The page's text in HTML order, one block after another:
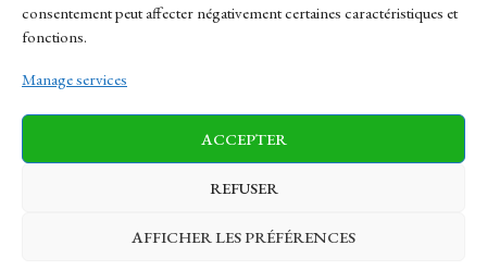
consentement peut affecter négativement certaines caractéristiques et
fonctions.
Manage services
ACCEPTER
REFUSER
AFFICHER LES PRÉFÉRENCES
Sitemap
News Finance-Marches Politics
Business Tech Health Sports Travel
© 1997-2026 - lepolitique.net. All Rights Reserved.